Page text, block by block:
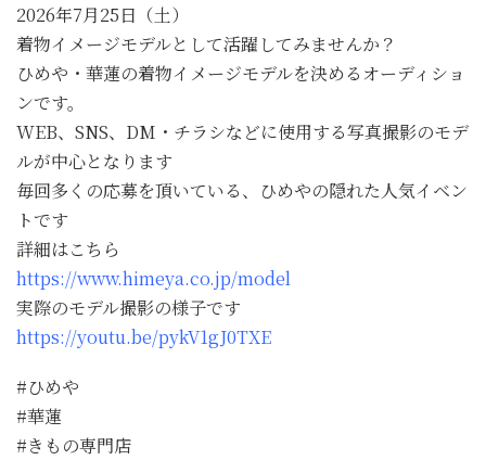
2026年7月25日（土）
着物イメージモデルとして活躍してみませんか？
ひめや・華蓮の着物イメージモデルを決めるオーディショ
ンです。
WEB、SNS、DM・チラシなどに使用する写真撮影のモデ
ルが中心となります
毎回多くの応募を頂いている、ひめやの隠れた人気イベン
トです
詳細はこちら
https://www.himeya.co.jp/model
実際のモデル撮影の様子です
https://youtu.be/pykV1gJ0TXE
#ひめや
#華蓮
#きもの専門店